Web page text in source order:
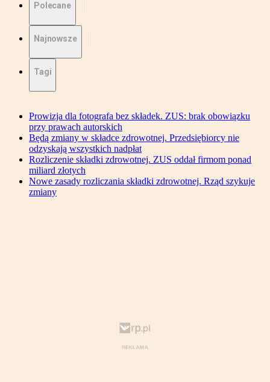
Polecane
Najnowsze
Tagi
Prowizja dla fotografa bez składek. ZUS: brak obowiązku
przy prawach autorskich
Będą zmiany w składce zdrowotnej. Przedsiębiorcy nie
odzyskają wszystkich nadpłat
Rozliczenie składki zdrowotnej. ZUS oddał firmom ponad
miliard złotych
Nowe zasady rozliczania składki zdrowotnej. Rząd szykuje
zmiany